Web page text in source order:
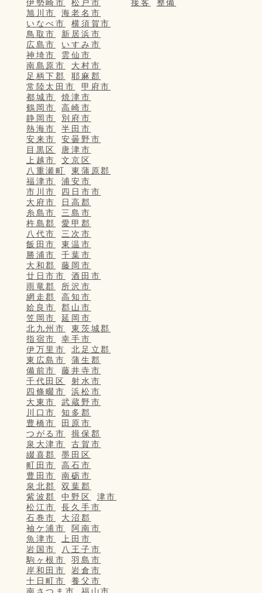
伊勢崎市
松戸市
旭川市
海老名市
いなべ市
横須賀市
鳥取市
新居浜市
広島市
いすみ市
神埼市
雲仙市
南島原市
大村市
足柄下郡
耶麻郡
常陸太田市
甲府市
都城市
焼津市
鶴岡市
高崎市
静岡市
別府市
熱海市
半田市
安来市
安曇野市
目黒区
唐津市
上越市
文京区
八重瀬町
東蒲原郡
福津市
浦安市
市川市
四日市市
大府市
日高郡
糸島市
三島市
杵島郡
愛甲郡
八代市
三次市
飯田市
東温市
勝浦市
千葉市
大和郡
藤岡市
廿日市市
酒田市
雨竜郡
所沢市
網走郡
高知市
姶良市
郡山市
笠岡市
延岡市
北九州市
東茨城郡
指宿市
幸手市
伊万里市
北足立郡
東広島市
蒲生郡
備前市
藤井寺市
千代田区
射水市
四條畷市
浜松市
大東市
武蔵野市
川口市
知多郡
豊橋市
田原市
つがる市
揖保郡
泉大津市
古賀市
綴喜郡
墨田区
町田市
高石市
豊田市
南砺市
泉北郡
双葉郡
紫波郡
中野区
津市
松江市
長久手市
石巻市
大沼郡
袖ケ浦市
阿南市
魚津市
上田市
岩国市
八王子市
駒ヶ根市
羽島市
岸和田市
岩倉市
十日町市
養父市
接客 整備